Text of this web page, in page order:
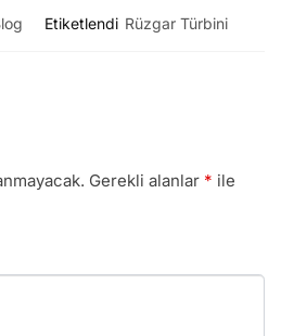
Etiketlendi Rüzgar Türbini
Gerekli alanlar * ile